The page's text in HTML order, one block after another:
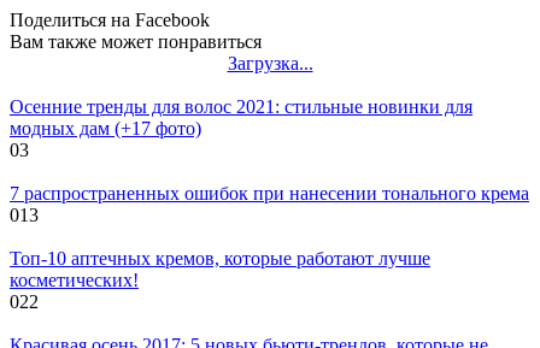
Поделиться на Facebook
Вам также может понравиться
Загрузка...
Осенние тренды для волос 2021: стильные новинки для
модных дам (+17 фото)
03
7 распространенных ошибок при нанесении тонального крема
013
Топ-10 аптечных кремов, которые работают лучше
косметических!
022